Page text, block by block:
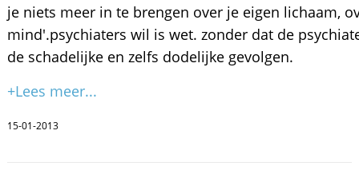
je niets meer in te brengen over je eigen lichaam,
mind'.psychiaters wil is wet. zonder dat de
de schadelijke en zelfs dodelijke gevolgen.
+Lees meer...
15-01-2013